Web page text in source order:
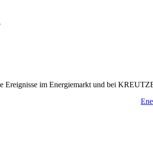
Ereignisse im Energiemarkt und bei